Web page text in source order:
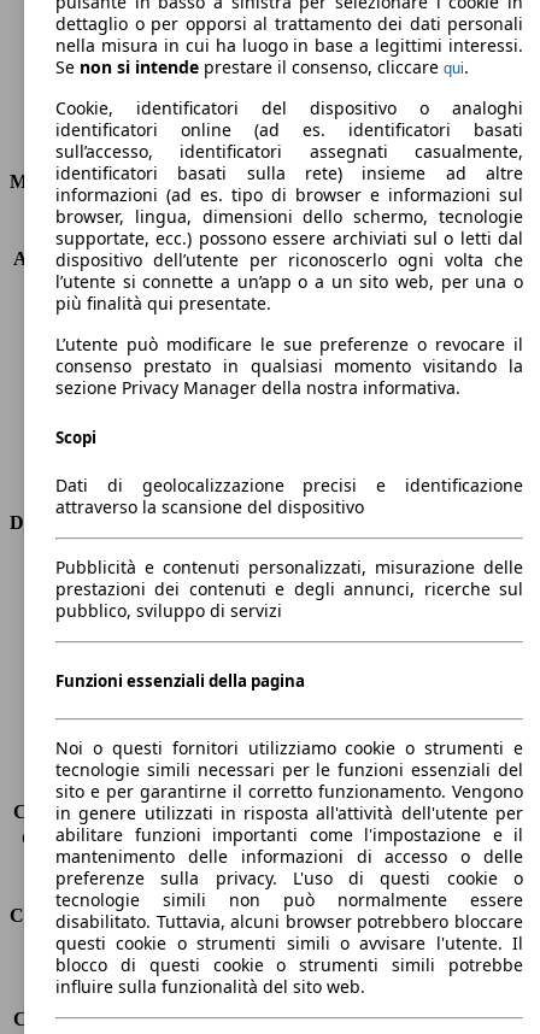
Consumi
Motore e Prestazioni
KW (PS)
110 kW (150 PS)
Accelerazione (0-100 km/h)
10.6s
Velocità massima (km/h)
190 km/h
Numero di marce
6
Coppia
198 nm
Cilindrata
1995 ccm
Carburante
Benzina
Trasmissione
Dimensioni
Lunghezza
4600 mm
Altezza
1740 mm
Larghezza
Peso massimo
-
Sedili
5
Carico sul tetto
-
Capacità di traino (senza freni) -
Capacità di traino (con freni)
1800 kg
Volume del bagagliaio
500 - 1593 l
Consumi
Emissioni di CO2*
160 g/km (komb.)
Consumo (urbano)
8.5 l/100km
Consumo (extra-urbano) 6.0 l/100km
dettaglio o per opporsi al trattamento dei dati personali
nella misura in cui ha luogo in base a legittimi interessi.
Se non si intende prestare il consenso, cliccare qui.
Cookie, identificatori del dispositivo o analoghi
identificatori online (ad es. identificatori basati
sull’accesso, identificatori assegnati casualmente,
identificatori basati sulla rete) insieme ad altre
informazioni (ad es. tipo di browser e informazioni sul
browser, lingua, dimensioni dello schermo, tecnologie
supportate, ecc.) possono essere archiviati sul o letti dal
dispositivo dell’utente per riconoscerlo ogni volta che
l’utente si connette a un’app o a un sito web, per una o
più finalità qui presentate.
L’utente può modificare le sue preferenze o revocare il
consenso prestato in qualsiasi momento visitando la
sezione Privacy Manager della nostra informativa.
Scopi
Dati di geolocalizzazione precisi e identificazione
attraverso la scansione del dispositivo
Pubblicità e contenuti personalizzati, misurazione delle
prestazioni dei contenuti e degli annunci, ricerche sul
pubblico, sviluppo di servizi
Funzioni essenziali della pagina
Noi o questi fornitori utilizziamo cookie o strumenti e
tecnologie simili necessari per le funzioni essenziali del
sito e per garantirne il corretto funzionamento. Vengono
in genere utilizzati in risposta all'attività dell'utente per
abilitare funzioni importanti come l'impostazione e il
mantenimento delle informazioni di accesso o delle
preferenze sulla privacy. L'uso di questi cookie o
tecnologie simili non può normalmente essere
disabilitato. Tuttavia, alcuni browser potrebbero bloccare
questi cookie o strumenti simili o avvisare l'utente. Il
blocco di questi cookie o strumenti simili potrebbe
influire sulla funzionalità del sito web.